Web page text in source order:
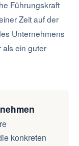
Führungskraft
Zeit auf der
Unternehmens
als ein guter
konkreten